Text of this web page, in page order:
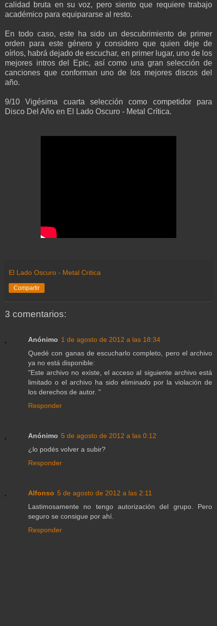
calidad bruta en su voz, pero siento que requiere trabajo
académico para equipararse al resto.
En todo caso, este ha sido un descubrimiento de primer
orden para este género y considero que quien deje de
oírlos, habrá dejado de escuchar, en primer lugar, uno de los
mejores intros del Epic, así como una gran selección de
canciones que conforman uno de los mejores discos del
año.
9/10 Vigésima cuarta selección como competidor para
Disco Del Año en El Lado Oscuro - Metal Crítica.
El Lado Oscuro - Metal Critica
Compartir
3 comentarios:
Anónimo 1 de agosto de 2012 a las 18:34
Quedé con ganas de escucharlo completo, pero el archivo
ya no está disponible:
"Este archivo no existe, el acceso al siguiente archivo está
limitado o el archivo ha sido eliminado por la violación de
los derechos de autor. "
Responder
Anónimo 5 de agosto de 2012 a las 0:12
¿lo podés volver a subir?
Responder
Alfonso 5 de agosto de 2012 a las 2:11
Lastimosamente no tengo autorización del grupo. Pero
seguro se consigue por ahí.
Responder